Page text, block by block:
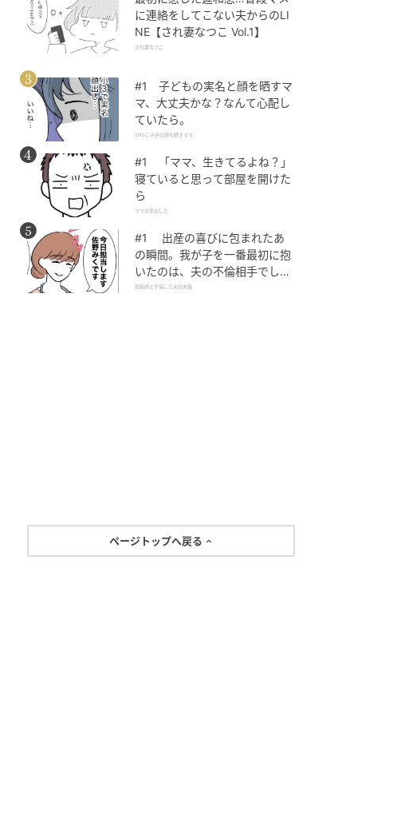
に連絡をしてこない夫からのLI
NE【され妻なつこ Vol.1】
され妻なつこ
#1 子どもの実名と顔を晒すマ
マ、大丈夫かな？なんて心配し
ていたら。
SNSに子供の顔を晒すママ
#1 「ママ、生きてるよね？」
寝ていると思って部屋を開けた
ら
ママが家出した
#1 出産の喜びに包まれたあ
の瞬間。我が子を一番最初に抱
いたのは、夫の不倫相手でし
た。
助産師と不倫した夫の末路
ページトップへ戻る